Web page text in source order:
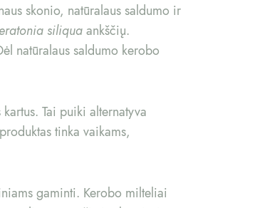
skonio, natūralaus saldumo ir
siliquaankščių.
natūralaus saldumo kerobo
Tai puiki alternatyva
tinka vaikams,
gaminti. Kerobo milteliai